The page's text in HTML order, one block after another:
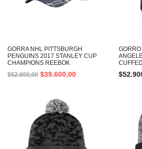
GORRA NHL PITTSBURGH
PENGUINS 2017 STANLEY CUP
CHAMPIONS REEBOK
$52.800,00 $39.600,00 $